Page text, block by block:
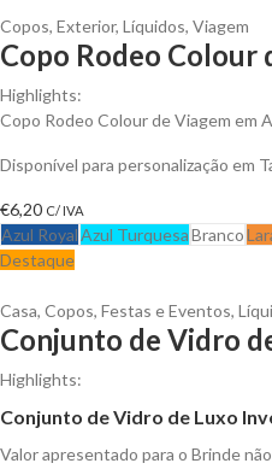
Copos, Exterior, Líquidos, Viagem
Copo Rodeo Colour
Highlights:
Copo Rodeo Colour de Viagem em
Disponível para personalização em
€6,20 C/ IVA
Azul RoyalAzul TurquesaBranco
Destaque
Casa, Copos, Festas e Eventos,
Conjunto de Vidro
Highlights:
Conjunto de Vidro de Luxo
Valor apresentado para o Brinde